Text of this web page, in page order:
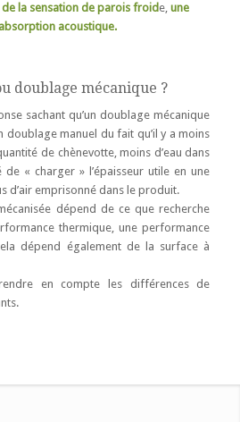
la sensation de parois froid e, une
acoustique.
doublage mécanique ?
sachant qu’un doublage mécanique
doublage manuel du fait qu’il y a moins
de chènevotte, moins d’eau dans
de « charger » l’épaisseur utile en une
d’air emprisonné dans le produit.
dépend de ce que recherche
thermique, une performance
dépend également de la surface à
en compte les différences de